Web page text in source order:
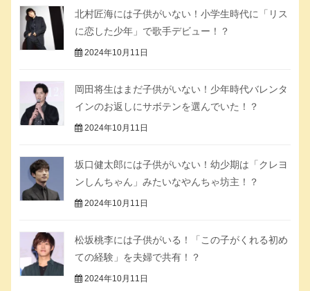
北村匠海には子供がいない！小学生時代に「リス
に恋した少年」で歌手デビュー！？
2024年10月11日
岡田将生はまだ子供がいない！少年時代バレンタ
インのお返しにサボテンを選んでいた！？
2024年10月11日
坂口健太郎には子供がいない！幼少期は「クレヨ
ンしんちゃん」みたいなやんちゃ坊主！？
2024年10月11日
松坂桃李には子供がいる！「この子がくれる初め
ての経験」を夫婦で共有！？
2024年10月11日